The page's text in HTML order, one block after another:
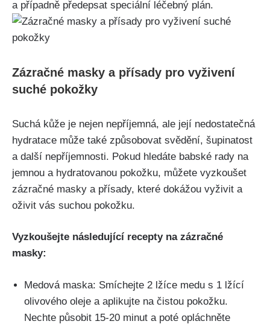
a případně předepsat‍ speciální léčebný plán.
Zázračné masky a přísady pro vyživení
suché pokožky
Suchá‍ kůže je nejen nepříjemná, ale její nedostatečná‍
hydratace​ může také způsobovat svědění, šupinatost
a další nepříjemnosti. Pokud ⁢hledáte babské rady ⁤na
jemnou a hydratovanou⁢ pokožku, můžete vyzkoušet
zázračné masky⁣ a ⁣přísady, které⁣ dokážou vyživit a
oživit vás suchou⁣ pokožku.
Vyzkoušejte⁢ následující recepty na zázračné
‌masky:
Medová maska:⁤ Smíchejte 2 lžíce medu s ⁢1⁤ lžící
olivového oleje a aplikujte na čistou pokožku.
Nechte působit⁣ 15-20 minut a⁤ poté opláchněte